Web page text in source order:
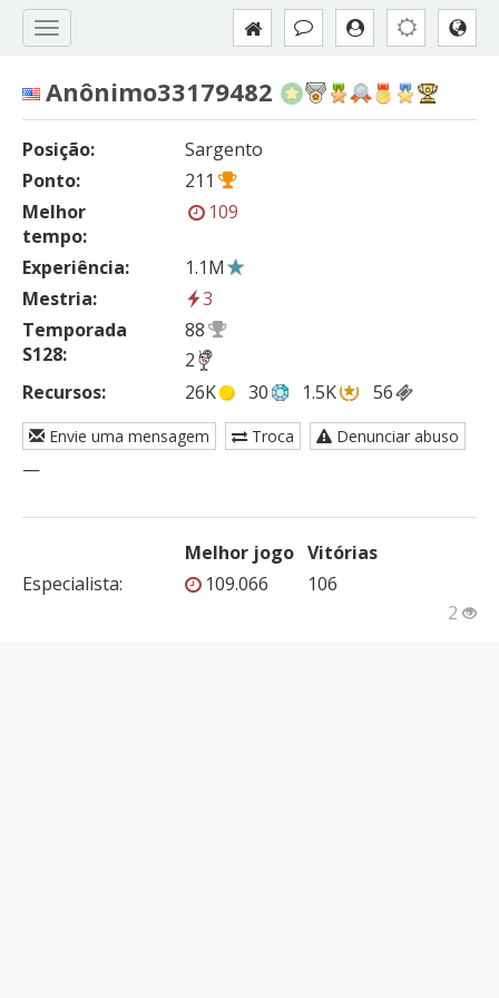
Anônimo33179482
Posição:
Sargento
Ponto:
211
Melhor
tempo:
109
Experiência:
1.1M
Mestria:
3
Temporada
S128:
88
2
Recursos:
26K 30 1.5K 56
Envie uma mensagem Troca Denunciar abuso
—
Melhor jogo Vitórias
Especialista: 109.066
106
2